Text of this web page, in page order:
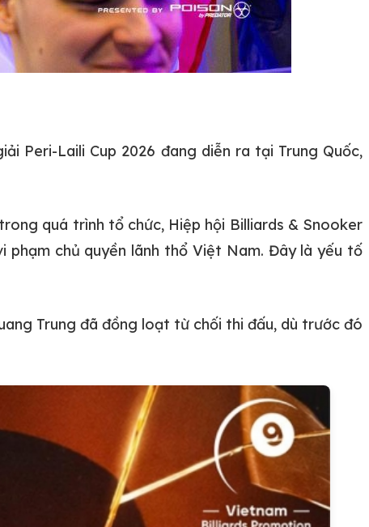
Peri-Laili Cup 2026 đang diễn ra tại Trung Quốc,
quá trình tổ chức, Hiệp hội Billiards & Snooker
phạm chủ quyền lãnh thổ Việt Nam. Đây là yếu tố
Trung đã đồng loạt từ chối thi đấu, dù trước đó